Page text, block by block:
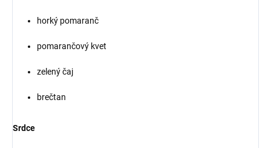
horký pomaranč
pomarančový kvet
zelený čaj
brečtan
Srdce